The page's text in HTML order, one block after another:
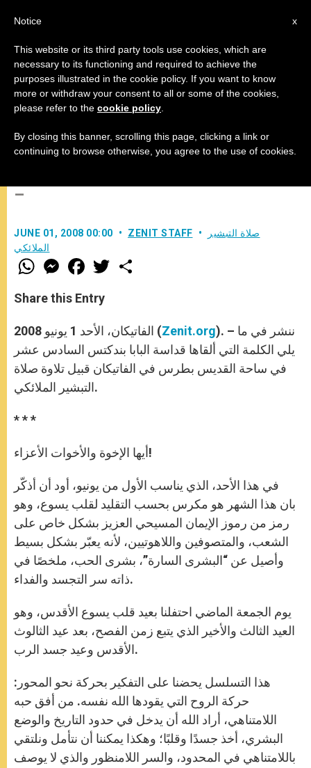
كلمة قداسة البابا بندكتس السادس
عشر قبيل تلاوة صلاة التبشير
الملائكي
–
JUNE 01, 2008 00:00 ZENIT STAFF
صلاة التبشير
الملائكي
W
h
t
s
p
p
M
e
s
e
e
r
F
a
e
b
o
k
w
r
Share this Entry
الفاتيكان، الأحد 1 يونيو 2008 (Zenit.org). – ننشر في ما
يلي الكلمة التي ألقاها قداسة البابا بندكتس السادس عشر
في ساحة القديس بطرس في الفاتيكان قبيل تلاوة صلاة
التبشير الملائكي.
* * *
أيها الإخوة والأخوات الأعزاء!
في هذا الأحد، الذي يناسب الأول من يونيو، أود أن أذكّر
بان هذا الشهر هو مكرس بحسب التقليد لقلب يسوع، وهو
رمز من رموز الإيمان المسيحي العزيز بشكل خاص على
الشعب، والمتصوفين واللاهوتيين، لأنه يعبّر بشكل بسيط
وأصيل عن “البشرى السارة”، بشرى الحب، ملخصًا في
ذاته سر التجسد والفداء.
يوم الجمعة الماضي احتفلنا بعيد قلب يسوع الأقدس، وهو
العيد الثالث والأخير الذي يتبع زمن الفصح، بعد عيد الثالوث
الأقدس وعيد جسد الرب.
هذا التسلسل يحضنا على التفكير بحركة نحو المحور:
حركة الروح التي يقودها الله نفسه. من أفق حبه
اللامتناهي، أراد الله أن يدخل في حدود التاريخ والوضع
البشري، أخذ جسدًا وقلبًا؛ وهكذا يمكننا أن نتأمل ونلتقي
باللامتناهي في المحدود، والسر اللامنظور والذي لا يوصف
x
Notice
This website or its third party tools use cookies, which are
necessary to its functioning and required to achieve the
purposes illustrated in the cookie policy. If you want to know
more or withdraw your consent to all or some of the cookies,
please refer to the cookie policy
By closing this banner, scrolling this page, clicking a link or
continuing to browse otherwise, you agree to the use of cookies.